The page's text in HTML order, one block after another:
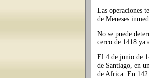
Las operaciones
de Meneses
No se puede
cerco de 1418 ya
El 4 de junio de
de Santiago, en
de Africa. En